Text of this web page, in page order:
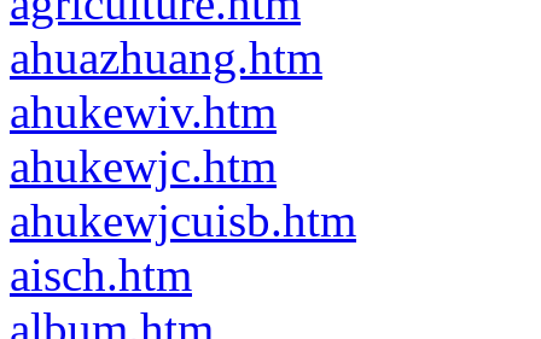
ahuazhuang.htm
ahukewiv.htm
ahukewjc.htm
ahukewjcuisb.htm
aisch.htm
album.htm